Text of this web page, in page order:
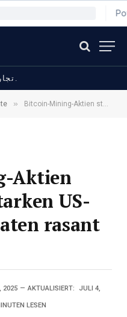
» Bitcoin-Mining-Aktien steigen nach starken US-Arbeitsmarktdaten rasant an
Aktien
US-
rasant
2025 AKTUALISIERT: JULI 4,
LESEN